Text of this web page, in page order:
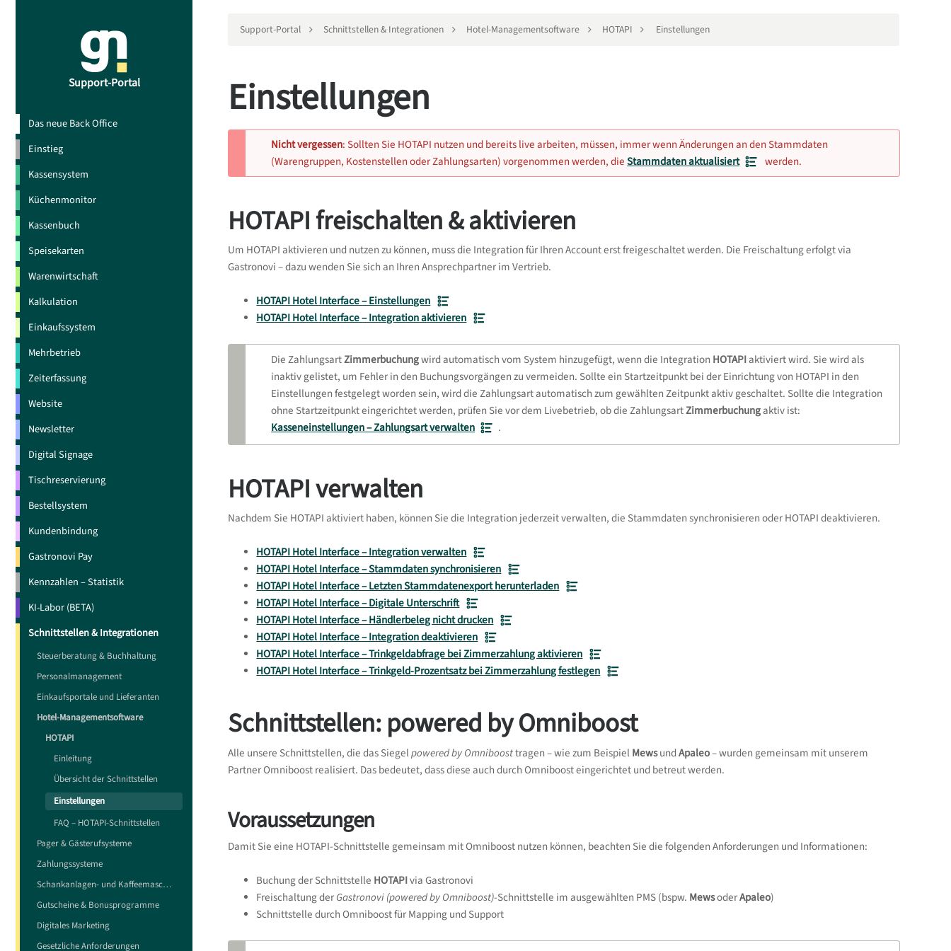
Support-Portal
Das neue Back Office
Einstieg
Kassensystem
Küchenmonitor
Kassenbuch
Speisekarten
Warenwirtschaft
Kalkulation
Einkaufssystem
Mehrbetrieb
Zeiterfassung
Website
Newsletter
Digital Signage
Tischreservierung
Bestellsystem
Kundenbindung
Gastronovi Pay
Kennzahlen – Statistik
KI-Labor (BETA)
Schnittstellen & Integrationen
Steuerberatung & Buchhaltung
Personalmanagement
Einkaufsportale und Lieferanten
Hotel-Managementsoftware
HOTAPI
Einleitung
Übersicht der Schnittstellen
Einstellungen
FAQ – HOTAPI-Schnittstellen
Pager & Gästerufsysteme
Zahlungssysteme
Schankanlagen- und Kaffeemaschinensteuerungen
Gutscheine & Bonusprogramme
Digitales Marketing
Gesetzliche Anforderungen
Support-Portal Schnittstellen & Integrationen Hotel-Managementsoftware HOTAPI Einstellungen
Einstellungen
Nicht vergessen: Sollten Sie HOTAPI nutzen und bereits live arbeiten, müssen, immer wenn Änderungen an den Stammdaten
(Warengruppen, Kostenstellen oder Zahlungsarten) vorgenommen werden, dieStammdaten aktualisiert werden.
HOTAPI freischalten & aktivieren
Um HOTAPI aktivieren und nutzen zu können, muss die Integration für Ihren Account erst freigeschaltet werden. Die Freischaltung erfolgt via
Gastronovi – dazu wenden Sie sich an Ihren Ansprechpartner im Vertrieb.
HOTAPI Hotel Interface – Einstellungen
HOTAPI Hotel Interface – Integration aktivieren
Die ZahlungsartZimmerbuchungwird automatisch vom System hinzugefügt, wenn die Integration HOTAPIaktiviert wird. Sie wird als
inaktiv gelistet, um Fehler in den Buchungsvorgängen zu vermeiden. Sollte ein Startzeitpunkt bei der Einrichtung von HOTAPI in den
Einstellungen festgelegt worden sein, wird die Zahlungsart automatisch zum gewählten Zeitpunkt aktiv geschaltet. Sollte die Integration
ohne Startzeitpunkt eingerichtet werden, prüfen Sie vor dem Livebetrieb, ob die ZahlungsartZimmerbuchungaktiv ist:
Kasseneinstellungen – Zahlungsart verwalten
.
HOTAPI verwalten
Nachdem Sie HOTAPI aktiviert haben, können Sie die Integration jederzeit verwalten, die Stammdaten synchronisieren oder HOTAPI deaktivieren.
HOTAPI Hotel Interface – Integration verwalten
HOTAPI Hotel Interface – Stammdaten synchronisieren
HOTAPI Hotel Interface – Letzten Stammdatenexport herunterladen
HOTAPI Hotel Interface – Digitale Unterschrift
HOTAPI Hotel Interface – Händlerbeleg nicht drucken
HOTAPI Hotel Interface – Integration deaktivieren
HOTAPI Hotel Interface – Trinkgeldabfrage bei Zimmerzahlung aktivieren
HOTAPI Hotel Interface – Trinkgeld-Prozentsatz bei Zimmerzahlung festlegen
Schnittstellen: powered by Omniboost
Alle unsere Schnittstellen, die das Siegelpowered by Omniboosttragen – wie zum BeispielMewsundApaleo– wurden gemeinsam mit unserem
Partner Omniboost realisiert. Das bedeutet, dass diese auch durch Omniboost eingerichtet und betreut werden.
Voraussetzungen
Damit Sie eine HOTAPI-Schnittstelle gemeinsam mit Omniboost nutzen können, beachten Sie die folgenden Anforderungen und Informationen:
Buchung der Schnittstelle HOTAPIvia Gastronovi
Freischaltung derGastronovi (powered by Omniboost)-Schnittstelle im ausgewählten PMS (bspw. MewsoderApaleo)
Schnittstelle durch Omniboost für Mapping und Support